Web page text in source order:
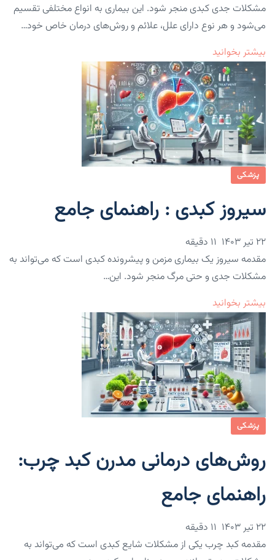
مشکلات جدی کبدی منجر شود. این بیماری به انواع مختلفی تقسیم
می‌شود و هر نوع دارای علل، علائم و روش‌های درمان خاص خود…
بیشتر بخوانید
پزشکی
سیروز کبدی : راهنمای جامع
۲۲ تیر ۱۴۰۳
مقدمه سیروز یک بیماری مزمن و پیشرونده کبدی است که می‌تواند به
مشکلات جدی و حتی مرگ منجر شود. این…
بیشتر بخوانید
پزشکی
روش‌های درمانی مدرن کبد چرب:
راهنمای جامع
۲۲ تیر ۱۴۰۳
مقدمه کبد چرب یکی از مشکلات شایع کبدی است که می‌تواند به